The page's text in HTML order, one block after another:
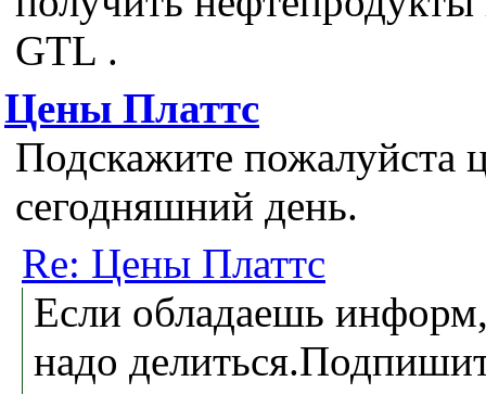
GTL .
Цены Платтс
Подскажите пожалуйста
сегодняшний день.
Re: Цены Платтс
Если обладаешь
надо